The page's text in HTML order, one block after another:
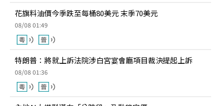
花旗料油價今季跌至每桶80美元 末季70美元
08/08 01:49
特朗普：將就上訴法院涉白宮宴會廳項目裁決提起上訴
08/08 01:36